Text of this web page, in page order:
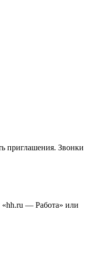
приглашения. Звонки
«hh.ru — Работа» или